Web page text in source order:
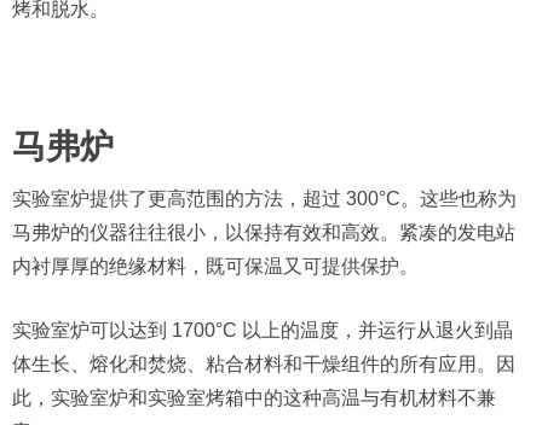
烤和脱水。
马弗炉
实验室炉提供了更高范围的方法，超过 300°C。这些也称为
马弗炉的仪器往往很小，以保持有效和高效。紧凑的发电站
内衬厚厚的绝缘材料，既可保温又可提供保护。
实验室炉可以达到 1700°C 以上的温度，并运行从退火到晶
体生长、熔化和焚烧、粘合材料和干燥组件的所有应用。因
此，实验室炉和实验室烤箱中的这种高温与有机材料不兼